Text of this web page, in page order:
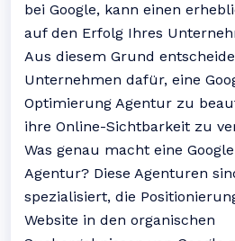
bei Google, kann einen
auf den Erfolg Ihres
Aus diesem Grund
Unternehmen dafür, eine
Optimierung Agentur zu
ihre Online-Sichtbarkeit zu
Was genau macht eine
Agentur? Diese Agenturen
spezialisiert, die
Website in den organischen